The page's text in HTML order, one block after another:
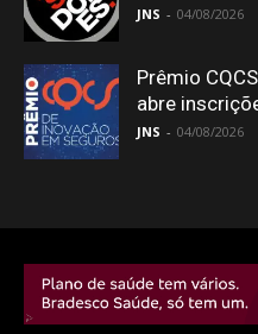
JNS - 04/08/2026
Prêmio
abre
JNS - 04/08/2026